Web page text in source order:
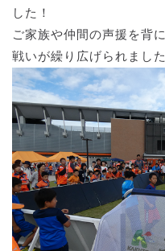
した！
ご家族や仲間の声援を背
戦いが繰り広げられました